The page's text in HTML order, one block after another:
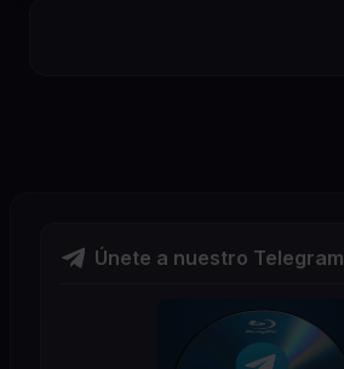
Únete a nuestro Telegram